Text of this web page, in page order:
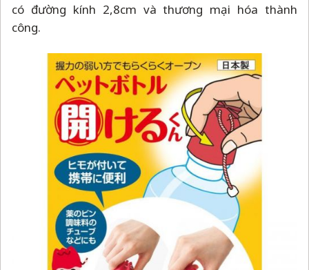
có đường kính 2,8cm và thương mại hóa thành
công.